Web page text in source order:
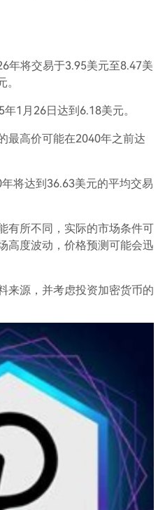
年将交易于3.95美元至8.47美
1月26日达到6.18美元。
最高价可能在2040年之前达
将达到36.63美元的平均交易
有所不同，实际的市场条件可
高度波动，价格预测可能会迅
来源，并考虑投资加密货币的